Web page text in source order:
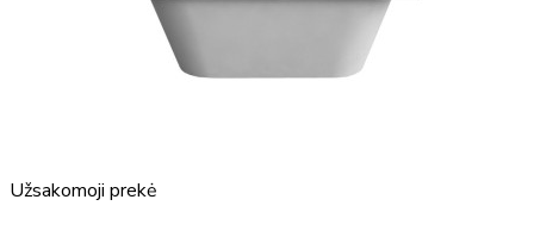
Užsakomoji prekė